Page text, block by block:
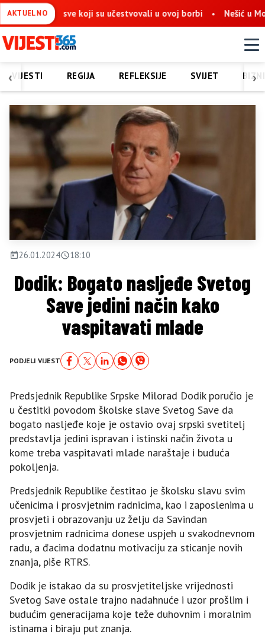
AKTUELNO
sve koji su učestvovali u ovoj borbi Nešić u Mostaru:
‹ ›
VIJESTI REGIJA REFLEKSIJE SVIJET
26.01.2024 18:10
Dodik: Bogato nasljeđe Svetog
Save jedini način kako
vaspitavati mlade
PODJELI VIJEST
Predsjednik Republike Srpske Milorad Dodik poručio je
u čestitki povodom školske slave Svetog Save da
bogato nasljeđe koje je ostavio ovaj srpski svetitelj
predstavlja jedini ispravan i istinski način života u
kome treba vaspitavati mlade naraštaje i buduća
pokoljenja.
Predsjednik Republike čestitao je školsku slavu svim
učenicima i prosvjetnim radnicima, kao i zaposlenima u
prosvjeti i obrazovanju uz želju da Savindan
prosvjetnim radnicima donese uspjeh u svakodnevnom
radu, a đacima dodatnu motivaciju za sticanje novih
znanja, piše RTRS.
Dodik je istakao da su prosvjetiteljske vrijednosti
Svetog Save ostale trajno nadahnuće i uzor prošlim i
budućim generacijama koje teže duhovnim i moralnim
istinama i biraju put znanja.